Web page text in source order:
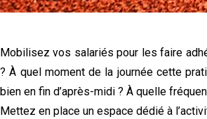
Mobilisez vos salariés pour les faire
? À quel moment de la journée cette
bien en fin d’après-midi ? À quelle
Mettez en place un espace dédié à